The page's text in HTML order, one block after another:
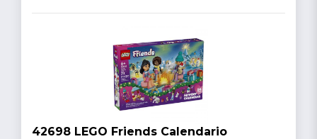
42698 LEGO Friends Calendario